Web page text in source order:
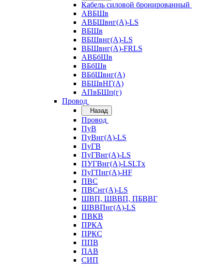
Кабель силовой бронированный
АВБШв
АВБШвнг(А)-LS
ВБШв
ВБШвнг(А)-LS
ВБШвнг(А)-FRLS
АВБбШв
ВБбШв
ВБбШвнг(А)
ВБШвНГ(А)
АПвБШп(г)
Провод
Назад
Провод
ПуВ
ПуВнг(А)-LS
ПуГВ
ПуГВнг(А)-LS
ПУГВнг(А)-LSLTx
ПуГПнг(А)-HF
ПВС
ПВСнг(А)-LS
ШВП, ШВВП, ПБВВГ
ШВВПнг(А)-LS
ПВКВ
ПРКА
ПРКС
ППВ
ПАВ
СИП